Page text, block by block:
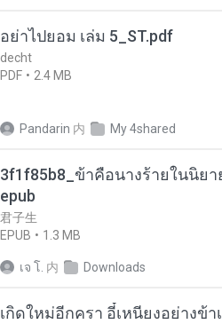
อย่าไปยอม เล่ม 5_ST.pdf
decht
PDF
2.4 MB
Pandarin 内 My 4shared
3f1f85b8_ข้าคือนางร้ายในนิยา
epub
君子生
EPUB
1.3 MB
เจ โ. 内 Downloads
เกิดใหม่อีกครา อี๋เหนียงอย่างข้